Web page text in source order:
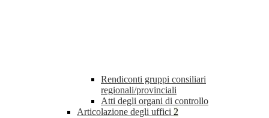
Rendiconti gruppi consiliari
regionali/provinciali
Atti degli organi di controllo
Articolazione degli uffici 2